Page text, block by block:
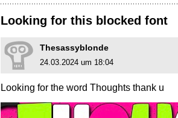
Looking for this blocked font
Thesassyblonde
24.03.2024 um 18:04
Looking for the word Thoughts thank u